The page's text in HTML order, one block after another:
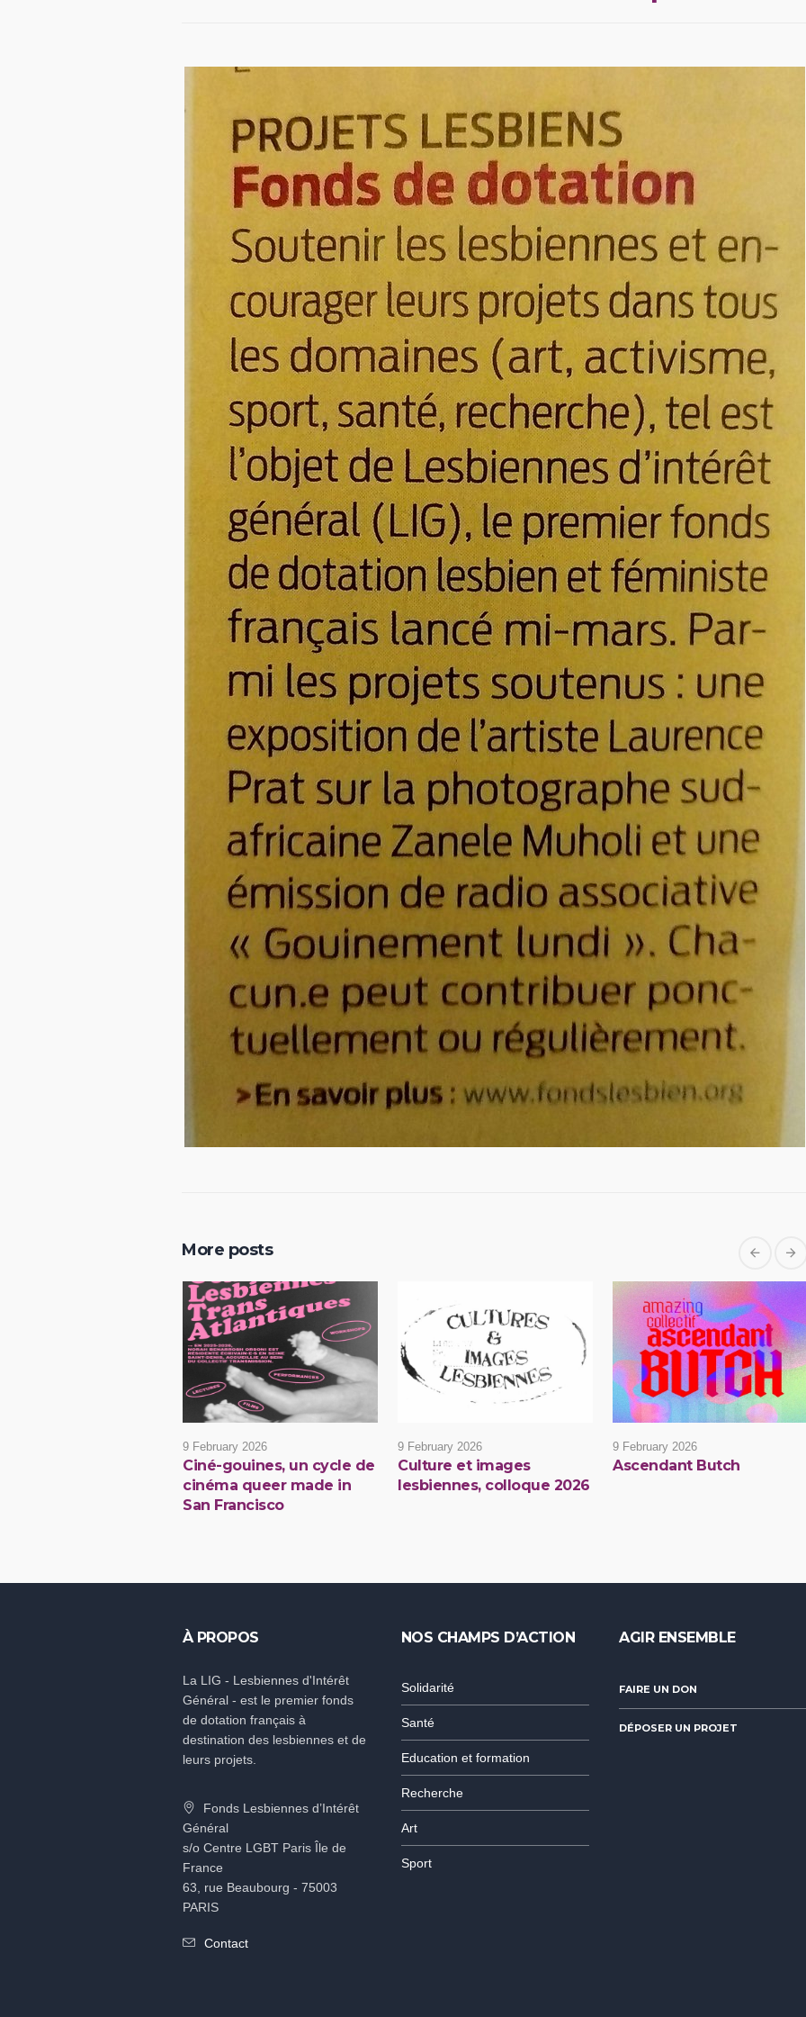
More posts
9 February 2026
Ciné-gouines, un cycle de
cinéma queer made in
San Francisco
9 February 2026
Culture et images
lesbiennes, colloque 2026
9 February 2026
Ascendant Butch
À PROPOS
La LIG - Lesbiennes d'Intérêt
Général - est le premier fonds
de dotation français à
destination des lesbiennes et de
leurs projets.
Fonds Lesbiennes d’Intérêt
Général
s/o Centre LGBT Paris Île de
France
63, rue Beaubourg - 75003
PARIS
Contact
NOS CHAMPS D’ACTION
Solidarité
Santé
Education et formation
Recherche
Art
Sport
AGIR ENSEMBLE
FAIRE UN DON
DÉPOSER UN PROJET